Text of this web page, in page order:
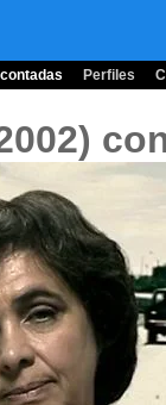
Perfiles